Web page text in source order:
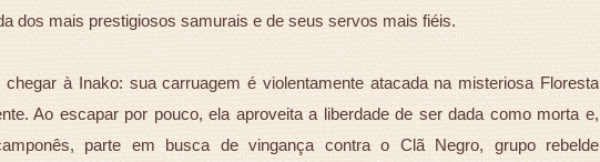
dos mais prestigiosos samurais e de seus servos mais fiéis.
à Inako: sua carruagem é violentamente atacada na misteriosa Floresta
Ao escapar por pouco, ela aproveita a liberdade de ser dada como morta e,
parte em busca de vingança contra o Clã Negro, grupo rebelde